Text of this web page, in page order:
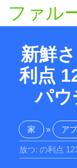
ファル
新鮮
利点
パウ
家 » ア
放つ: の利点